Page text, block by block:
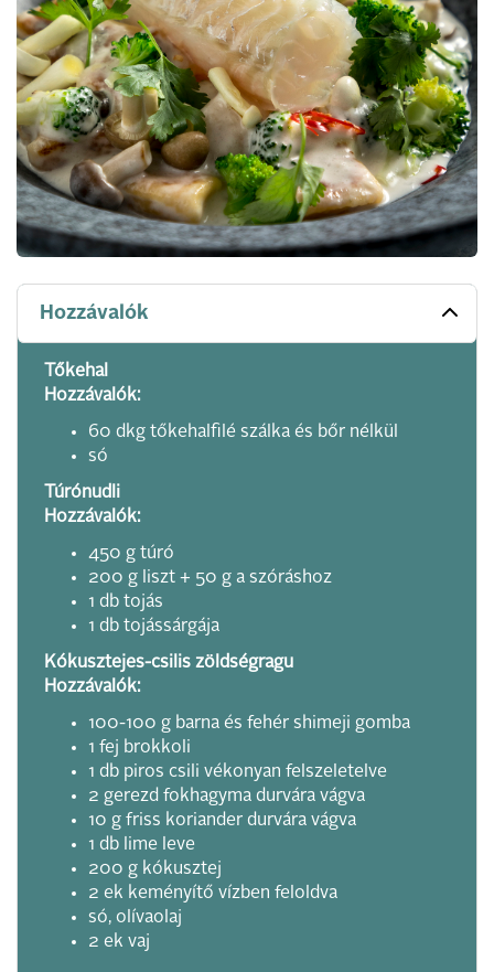
Hozzávalók
Tőkehal
Hozzávalók:
60 dkg tőkehalfilé szálka és bőr nélkül
só
Túrónudli
Hozzávalók:
450 g túró
200 g liszt + 50 g a szóráshoz
1 db tojás
1 db tojássárgája
Kókusztejes-csilis zöldségragu
Hozzávalók:
100-100 g barna és fehér shimeji gomba
1 fej brokkoli
1 db piros csili vékonyan felszeletelve
2 gerezd fokhagyma durvára vágva
10 g friss koriander durvára vágva
1 db lime leve
200 g kókusztej
2 ek keményítő vízben feloldva
só, olívaolaj
2 ek vaj